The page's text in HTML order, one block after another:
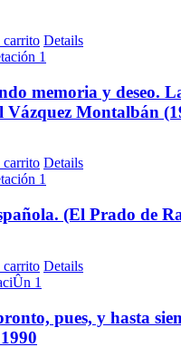
carrito Details
memoria y deseo.
Vázquez Montalbán
carrito Details
(El Prado de
carrito Details
pues, y hasta